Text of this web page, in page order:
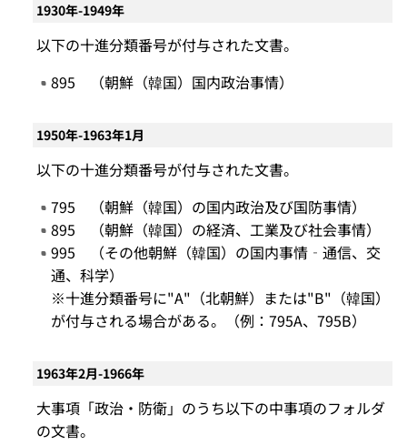
1930年-1949年
以下の十進分類番号が付与された文書。
895 （朝鮮（韓国）国内政治事情）
1950年-1963年1月
以下の十進分類番号が付与された文書。
795 （朝鮮（韓国）の国内政治及び国防事情）
895 （朝鮮（韓国）の経済、工業及び社会事情）
995 （その他朝鮮（韓国）の国内事情‐通信、交
通、科学）
※十進分類番号に"A"（北朝鮮）または"B"（韓国）
が付与される場合がある。（例：795A、795B）
1963年2月-1966年
大事項「政治・防衛」のうち以下の中事項のフォルダ
の文書。